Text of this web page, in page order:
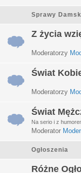
Sprawy
Z życia
Moderatorzy
Świat
Moderatorzy
Świat
Na serio i z
Moderator
Ogłoszenia
Różne